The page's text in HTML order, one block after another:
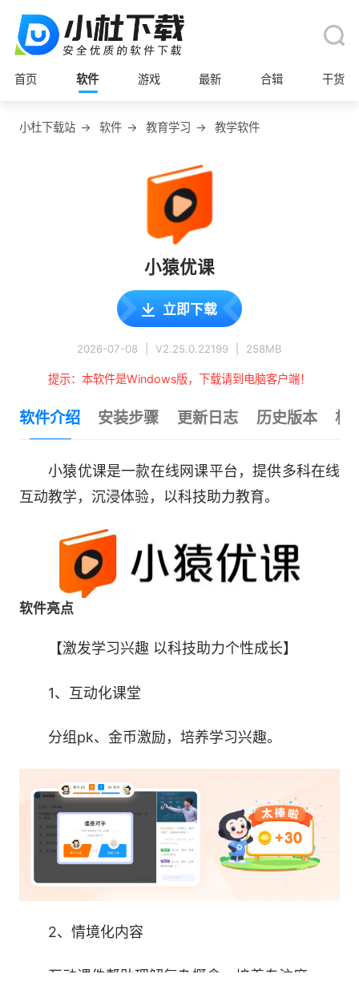
首页 软件 游戏 最新 合辑 干货
小杜下载站 → 软件 → 教育学习 → 教学软件
小猿优课
立即下载
2026-07-08 V2.25.0.22199 258MB
提示：本软件是Windows版，下载请到电脑客户端！
软件介绍 安装步骤 更新日志 历史版本 相
小猿优课是一款在线网课平台，提供多科在线
互动教学，沉浸体验，以科技助力教育。
软件亮点
【激发学习兴趣 以科技助力个性成长】
1、互动化课堂
分组pk、金币激励，培养学习兴趣。
2、情境化内容
互动课件帮助理解复杂概念，培养专注度